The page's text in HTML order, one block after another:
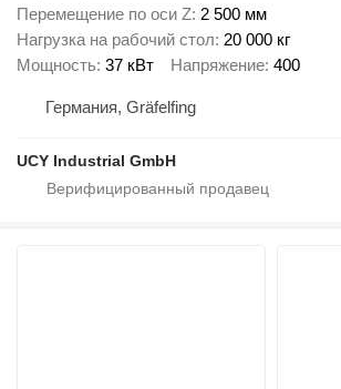
Перемещение по оси Z 2 500 мм
Нагрузка на рабочий стол 20 000 кг
Мощность 37 кВт Напряжение 400
Германия, Gräfelfing
UCY Industrial GmbH